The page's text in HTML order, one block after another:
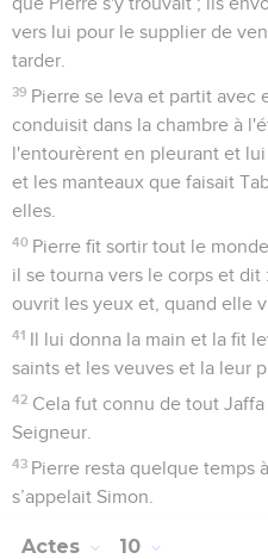
vers lui pour le supplier de
tarder.
39 Pierre se leva et partit avec
conduisit dans la chambre à
l'entourèrent en pleurant et
et les manteaux que faisait
elles.
40 Pierre fit sortir tout le
il se tourna vers le corps et dit
ouvrit les yeux et, quand elle
41 Il lui donna la main et la fit
saints et les veuves et la leur
42 Cela fut connu de tout
Seigneur.
43 Pierre resta quelque temps
s’appelait Simon.
Actes 10